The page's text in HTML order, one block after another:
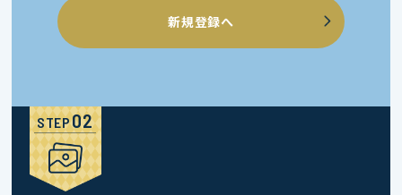
新規登録へ
STEP